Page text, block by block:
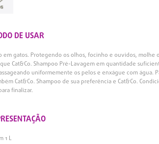
DE USAR
em gatos. Protegendo os olhos, focinho e ouvidos, molhe
Cat&Co. Shampoo Pré-Lavagem em quantidade
uniformemente os pelos e enxágue com água.
Cat&Co. Shampoo de sua preferência e Cat&Co.
finalizar.
1 L